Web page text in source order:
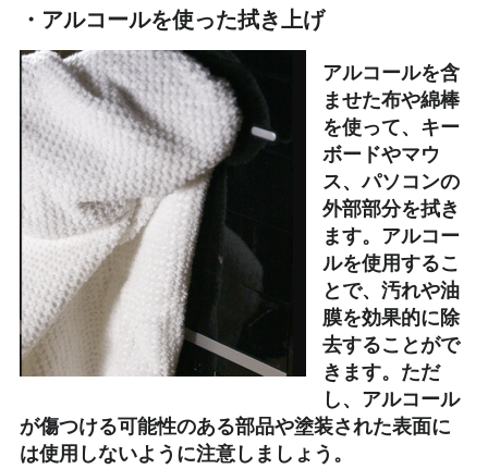
・アルコールを使った拭き上げ
アルコールを含
ませた布や綿棒
を使って、キー
ボードやマウ
ス、パソコンの
外部部分を拭き
ます。アルコー
ルを使用するこ
とで、汚れや油
膜を効果的に除
去することがで
きます。ただ
し、アルコール
が傷つける可能性のある部品や塗装された表面に
は使用しないように注意しましょう。